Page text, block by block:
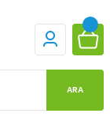
ARA